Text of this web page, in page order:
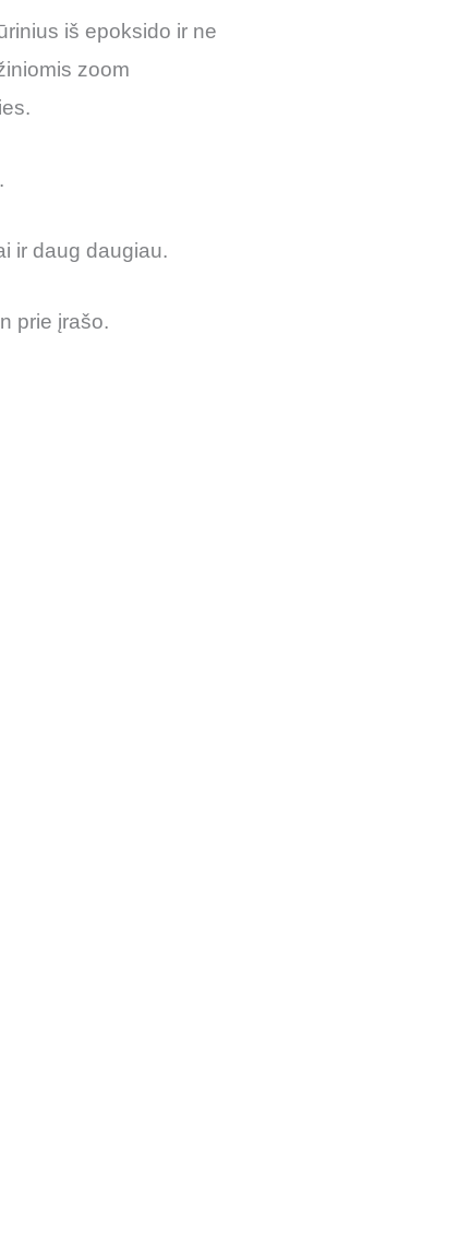
iš epoksido ir ne
zoom
ir daug daugiau.
prie įrašo.